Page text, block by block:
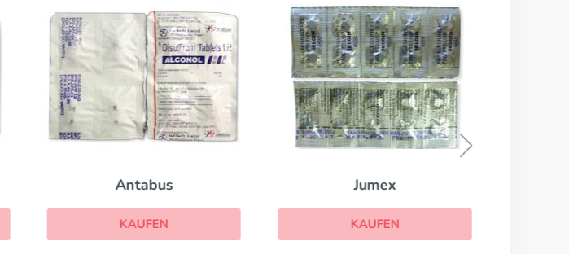
Antabus
KAUFEN
Jumex
KAUFEN